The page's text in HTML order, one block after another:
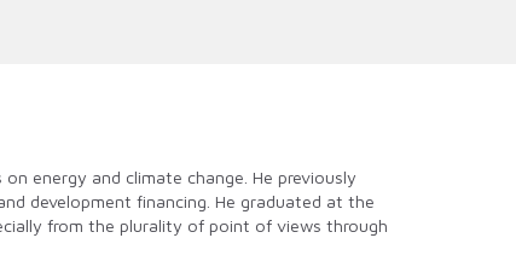
energy and climate change. He previously
development financing. He graduated at the
from the plurality of point of views through